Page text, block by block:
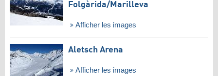
Folgàrida/​Marilleva
Afficher les images
Aletsch Arena
Afficher les images